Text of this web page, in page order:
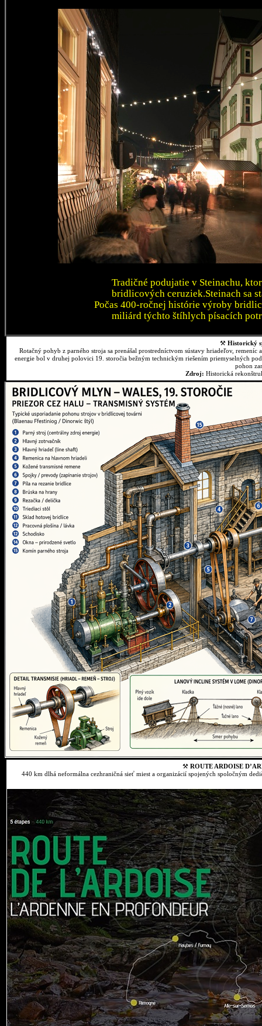
Tradičné podujatie v Steinachu,
bridlicových ceruziek.Steinach sa
Počas 400-ročnej histórie výroby
miliárd týchto štíhlych písacích
⚒ Historický
Rotačný pohyb z parného stroja sa prenášal prostredníctvom sústavy hriadeľov,
energie bol v druhej polovici 19. storočia bežným technickým riešením priemyselných
pohon
Zdroj: Historická
⚒ ROUTE ARDOISE
440 km dlhá neformálna cezhraničná sieť miest a organizácií spojených spoločným